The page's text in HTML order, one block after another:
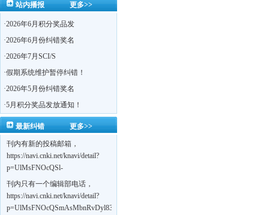
更多>>
站内播报
·2026年6月积分奖品发
·2026年6月份纠错奖名
·2026年7月SCI/S
·假期系统维护暂停纠错！
·2026年5月份纠错奖名
·5月积分奖品发放通知！
更多>>
最新纠错
刊内有新的投稿邮箱，
https://navi.cnki.net/knavi/detail?
p=UlMsFNOcQSl-
刊内只有一个编辑部电话，
https://navi.cnki.net/knavi/detail?
p=UlMsFNOcQSmAsMbnRvDyl83fGGu5dcrBYtF-